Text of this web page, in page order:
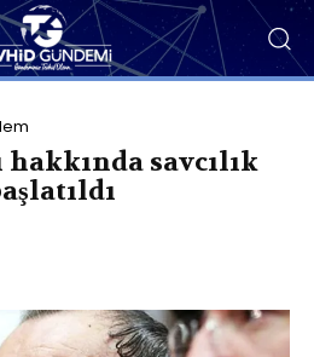
savcılık